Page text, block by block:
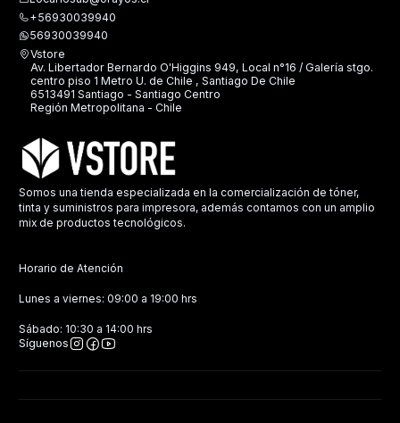
+56930039940
56930039940
Vstore
Av. Libertador Bernardo O'Higgins 949, Local n°16 / Galería stgo.
centro piso 1 Metro U. de Chile , Santiago De Chile
6513491 Santiago - Santiago Centro
Región Metropolitana - Chile
Somos una tienda especializada en la comercialización de tóner,
tinta y suministros para impresora, además contamos con un amplio
mix de productos tecnológicos.
Horario de Atención
Lunes a viernes: 09:00 a 19:00 hrs
Sábado: 10:30 a 14:00 hrs
Síguenos